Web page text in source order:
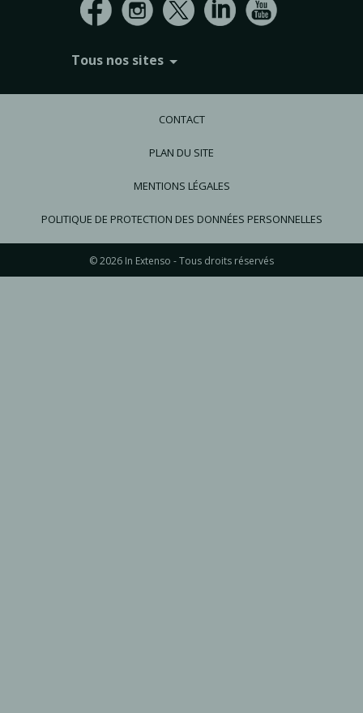
Tous nos sites
In Extenso Tourisme, Culture & Hôtellerie
Transaxio Hôtel, partenaire In Extenso
fulll, logiciel expert-comptable
CONTACT
PLAN DU SITE
MENTIONS LÉGALES
POLITIQUE DE PROTECTION DES DONNÉES PERSONNELLES
© 2026 In Extenso - Tous droits réservés